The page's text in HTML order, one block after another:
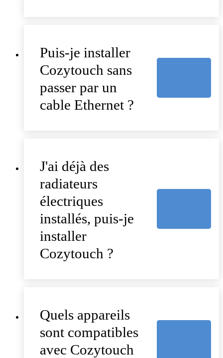
Puis-je installer
Cozytouch sans
passer par un
cable Ethernet ?
J'ai déjà des
radiateurs
électriques
installés, puis-je
installer
Cozytouch ?
Quels appareils
sont compatibles
avec Cozytouch